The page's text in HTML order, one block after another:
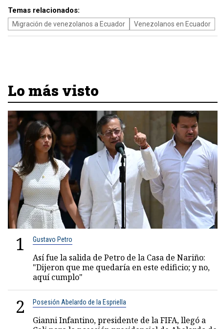
Temas relacionados:
Migración de venezolanos a Ecuador Venezolanos en Ecuador
Lo más visto
1 Gustavo Petro
Así fue la salida de Petro de la Casa de Nariño:
"Dijeron que me quedaría en este edificio; y no,
aquí cumplo"
2 Posesión Abelardo de la Espriella
Gianni Infantino, presidente de la FIFA, llegó a